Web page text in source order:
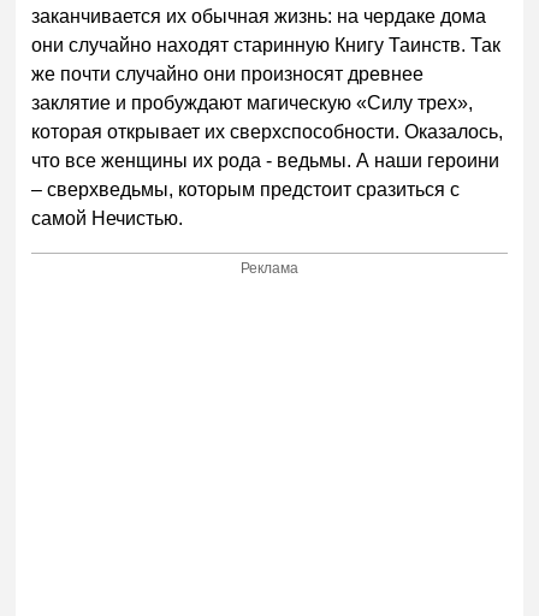
заканчивается их обычная жизнь: на чердаке дома
они случайно находят старинную Книгу Таинств. Так
же почти случайно они произносят древнее
заклятие и пробуждают магическую «Силу трех»,
которая открывает их сверхспособности. Оказалось,
что все женщины их рода - ведьмы. А наши героини
– сверхведьмы, которым предстоит сразиться с
самой Нечистью.
Реклама